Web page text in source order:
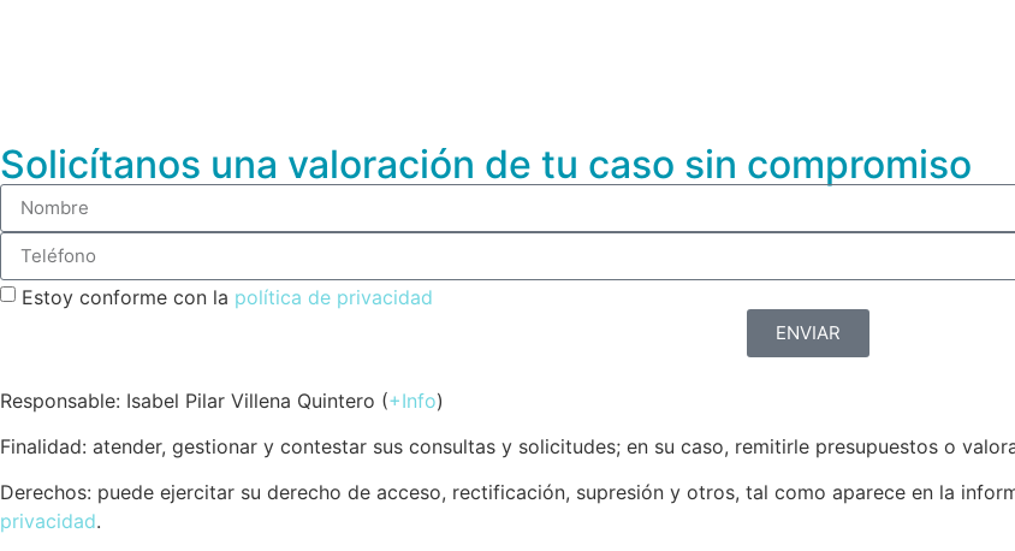
Solicítanos una valoración de tu caso sin compromiso
Estoy conforme con la política de privacidad
ENVIAR
Responsable: Isabel Pilar Villena Quintero (+Info)
Finalidad: atender, gestionar y contestar sus consultas y solicitudes; en su caso, remitirle presupuestos o
Derechos: puede ejercitar su derecho de acceso, rectificación, supresión y otros, tal como aparece en la
privacidad.